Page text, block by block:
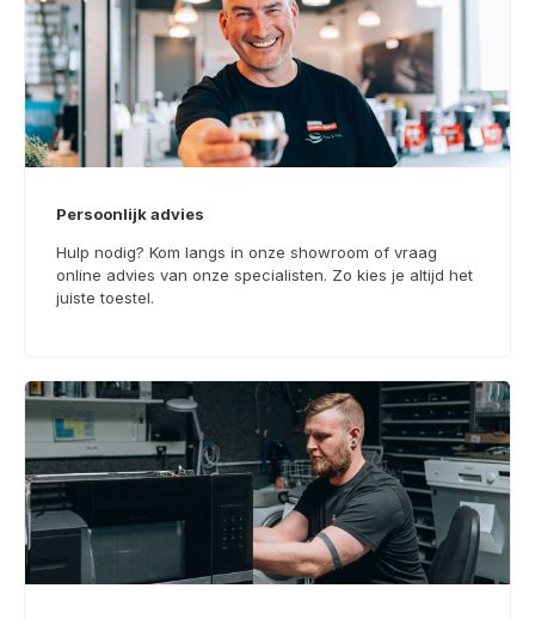
Persoonlijk advies
Hulp nodig? Kom langs in onze showroom of vraag
online advies van onze specialisten. Zo kies je altijd het
juiste toestel.